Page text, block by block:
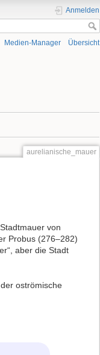
Anmelden
Medien-Manager Übersicht
aurelianische_mauer
von
Probus (276–282)
aber die Stadt
der oströmische